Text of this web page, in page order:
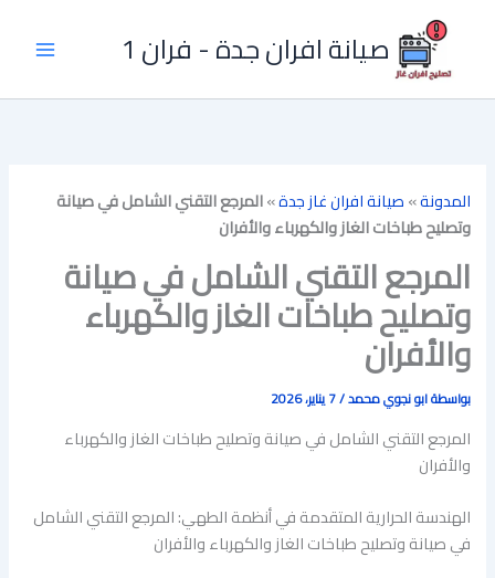
المحتوى
صيانة افران جدة - فران 1
المدونة»صيانة افران غاز جدة»المرجع التقني الشامل في صيانة
وتصليح طباخات الغاز والكهرباء والأفران
المرجع التقني الشامل في صيانة
وتصليح طباخات الغاز والكهرباء
والأفران
بواسطةابو نجوي محمد/7 يناير، 2026
المرجع التقني الشامل في صيانة وتصليح طباخات الغاز والكهرباء
والأفران
الهندسة الحرارية المتقدمة في أنظمة الطهي: المرجع التقني الشامل
في صيانة وتصليح طباخات الغاز والكهرباء والأفران